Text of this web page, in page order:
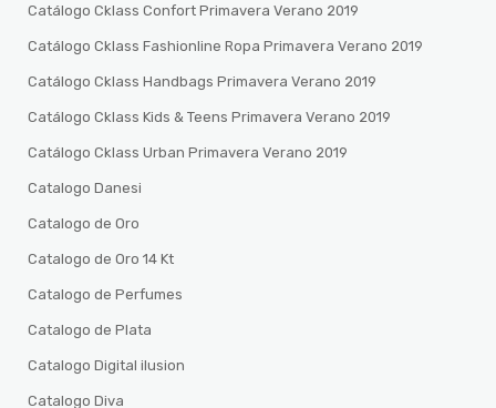
Catálogo Cklass Confort Primavera Verano 2019
Catálogo Cklass Fashionline Ropa Primavera Verano 2019
Catálogo Cklass Handbags Primavera Verano 2019
Catálogo Cklass Kids & Teens Primavera Verano 2019
Catálogo Cklass Urban Primavera Verano 2019
Catalogo Danesi
Catalogo de Oro
Catalogo de Oro 14 Kt
Catalogo de Perfumes
Catalogo de Plata
Catalogo Digital ilusion
Catalogo Diva